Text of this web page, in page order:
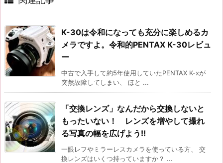
K-30は令和になっても充分に楽しめるカ
メラですよ。令和的PENTAX K-30レビュ
ー
中古で入手して約5年使用していたPENTAX K-xが
突然故障してしまい、 ほと ...
「交換レンズ」なんだから交換しないと
もったいない！ レンズを増やして撮れ
る写真の幅を広げよう!!
一眼レフやミラーレスカメラを使っている方、 交
換レンズはいくつ持っていますか？ ...